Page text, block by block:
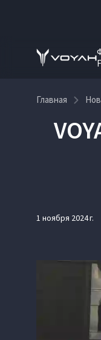
Главная
1 ноября 2024 г.